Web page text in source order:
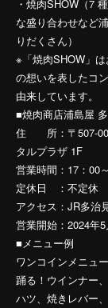
・焼肉SHOW（7
な盛り合わせなど
りだくさん）
※「焼肉SHOW」
の想いを表したコ
由来しています。
■焼肉商店浦島屋
住 所：〒507-
タルプラザ 1F
営業時間：17：00
定休日 ：不定休
アクセス：JR多
営業開始：2024年5
■メニュー例
ワンコインメニュー
踊る！ウインナー
ハツ、焼きレバー